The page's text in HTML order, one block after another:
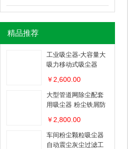
精品推荐
工业吸尘器-大容量大
吸力移动式吸尘器
￥2,600.00
大型管道网除尘配套
用吸尘器 粉尘铁屑防
￥2,800.00
车间粉尘颗粒吸尘器
自动震尘灰尘过滤工